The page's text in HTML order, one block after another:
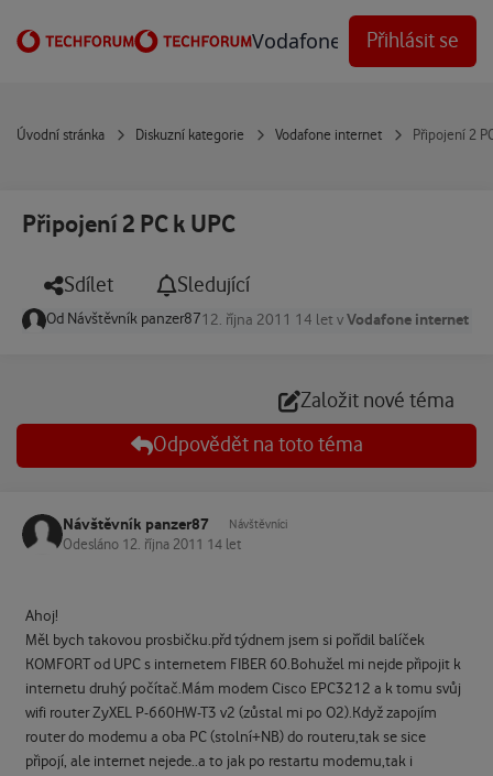
Vodafone Techforum
Přihlásit se
Úvodní stránka Diskuzní kategorie Vodafone internet Připojení 2
Připojení 2 PC k UPC
Sdílet Sledující
Od Návštěvník panzer8712. října 2011 14 let vVodafone internet
Založit nové téma
Odpovědět na toto téma
Návštěvník panzer87 Návštěvníci
Odesláno 12. října 2011 14 let
Ahoj!
Měl bych takovou prosbičku.přd týdnem jsem si pořídil balíček
KOMFORT od UPC s internetem FIBER 60.Bohužel mi nejde připojit k
internetu druhý počítač.Mám modem Cisco EPC3212 a k tomu svůj
wifi router ZyXEL P-660HW-T3 v2 (zůstal mi po O2).Když zapojím
router do modemu a oba PC (stolní+NB) do routeru,tak se sice
připojí, ale internet nejede..a to jak po restartu modemu,tak i